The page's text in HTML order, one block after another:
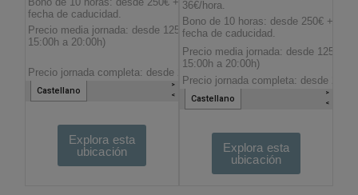
Explora esta
ubicación
Explora esta
ubicación